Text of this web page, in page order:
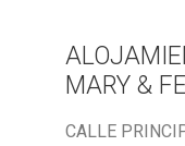
MARY &
CALLE